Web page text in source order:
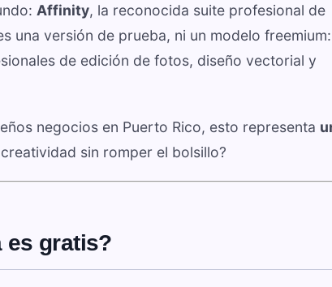
Affinity, la reconocida suite profesional de
una versión de prueba, ni un modelo
de edición de fotos, diseño vectorial y
negocios en Puerto Rico, esto representa
sin romper el bolsillo?
es gratis?